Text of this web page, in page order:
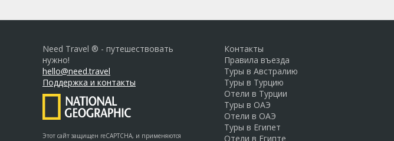
Need Travel ® - путешествовать
нужно!
hello@need.travel
Поддержка и контакты
Этот сайт защищен reCAPTCHA, и применяются
Контакты
Правила въезда
Туры в Австралию
Туры в Турцию
Отели в Турции
Туры в ОАЭ
Отели в ОАЭ
Туры в Египет
Отели в Египте